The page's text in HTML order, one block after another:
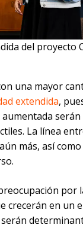
del proyecto
una mayor
extendida,
La línea
más, así
por
crecerán en un